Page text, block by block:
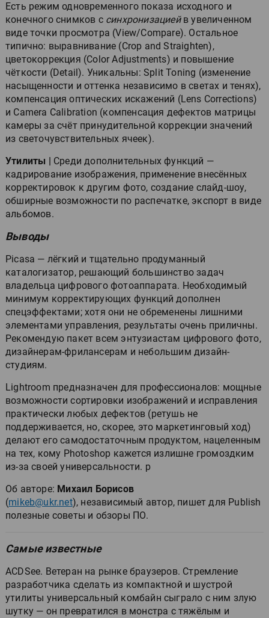
Есть режим одновременного показа исходного и
конечного снимков с синхронизациейв увеличенном
виде точки просмотра (View/Compare). Остальное
типично: выравнивание (Crop and Straighten),
цветокоррекция (Color Adjustments) и повышение
чёткости (Detail). Уникальны: Split Toning (изменение
насыщенности и оттенка независимо в светах и тенях),
компенсация оптических искажений (Lens Corrections)
и Camera Calibration (компенсация дефектов матрицы
камеры за счёт принудительной коррекции значений
из светочувствительных ячеек).
Утилиты | Среди дополнительных функций —
кадрирование изображения, применение внесённых
корректировок к другим фото, создание слайд-шоу,
обширные возможности по распечатке, экспорт в виде
альбомов.
Выводы
Picasa — лёгкий и тщательно продуманный
каталогизатор, решающий большинство задач
владельца цифрового фотоаппарата. Необходимый
минимум корректирующих функций дополнен
спецэффектами; хотя они не обременены лишними
элементами управления, результаты очень приличны.
Рекомендую пакет всем энтузиастам цифрового фото,
дизайнерам-фрилансерам и небольшим дизайн-
студиям.
Lightroom предназначен для профессионалов: мощные
возможности сортировки изображений и исправления
практически любых дефектов (ретушь не
поддерживается, но, скорее, это маркетинговый ход)
делают его самодостаточным продуктом, нацеленным
на тех, кому Photoshop кажется излишне громоздким
из-за своей универсальности. p
Об авторе: Михаил Борисов
(mikeb@ukr.net), независимый автор, пишет для Publish
полезные советы и обзоры ПО.
Самые известные
ACDSee. Ветеран на рынке браузеров. Стремление
разработчика сделать из компактной и шустрой
утилиты универсальный комбайн сыграло с ним злую
шутку — он превратился в монстра с тяжёлым и